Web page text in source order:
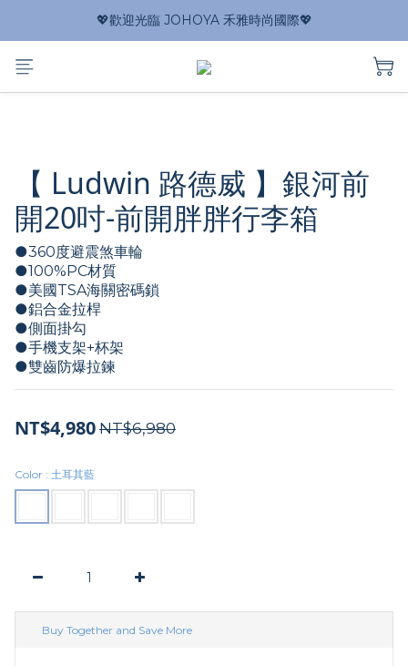
💖歡迎光臨 JOHOYA 禾雅時尚國際💖
【 Ludwin 路德威 】銀河前
開20吋-前開胖胖行李箱
●360度避震煞車輪
●100%PC材質
●美國TSA海關密碼鎖
●鋁合金拉桿
●側面掛勾
●手機支架+杯架
●雙齒防爆拉鍊
NT$4,980 NT$6,980
Color : 土耳其藍
Buy Together and Save More